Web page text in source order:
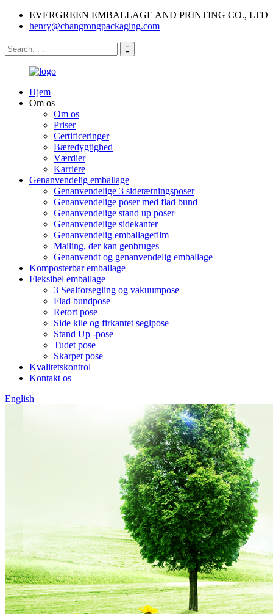
EVERGREEN EMBALLAGE AND PRINTING CO., LTD
henry@changrongpackaging.com
Hjem
Om os
Om os
Priser
Certificeringer
Bæredygtighed
Værdier
Karriere
Genanvendelig emballage
Genanvendelige 3 sidetætningsposer
Genanvendelige poser med flad bund
Genanvendelige stand up poser
Genanvendelige sidekanter
Genanvendelig emballagefilm
Mailing, der kan genbruges
Genanvendt og genanvendelig emballage
Komposterbar emballage
Fleksibel emballage
3 Sealforsegling og vakuumpose
Flad bundpose
Retort pose
Side kile og firkantet seglpose
Stand Up -pose
Tudet pose
Skarpet pose
Kvalitetskontrol
Kontakt os
English